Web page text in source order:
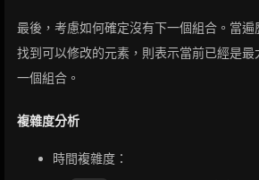
+ (k - i -
最後，考慮如何確定沒有下一個組合。當
找到可以修改的元素，則表示當前已經是
一個組合。
複雜度分析
時間複雜度：